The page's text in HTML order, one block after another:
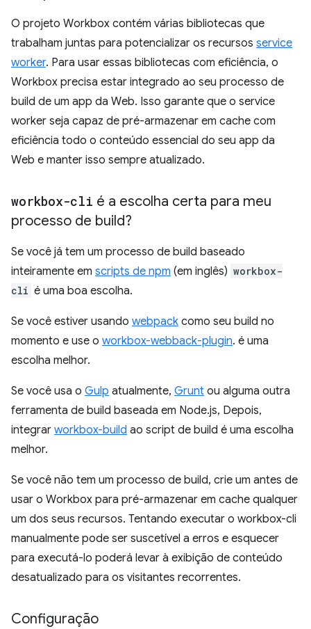
O projeto Workbox contém várias bibliotecas que
trabalham juntas para potencializar os recursos service
worker. Para usar essas bibliotecas com eficiência, o
Workbox precisa estar integrado ao seu processo de
build de um app da Web. Isso garante que o service
worker seja capaz de pré-armazenar em cache com
eficiência todo o conteúdo essencial do seu app da
Web e manter isso sempre atualizado.
workbox-cli é a escolha certa para meu
processo de build?
Se você já tem um processo de build baseado
inteiramente em scripts de npm (em inglês) workbox-
cli é uma boa escolha.
Se você estiver usando webpack como seu build no
momento e use o workbox-webback-plugin. é uma
escolha melhor.
Se você usa o Gulp atualmente, Grunt ou alguma outra
ferramenta de build baseada em Node.js, Depois,
integrar workbox-build ao script de build é uma escolha
melhor.
Se você não tem um processo de build, crie um antes de
usar o Workbox para pré-armazenar em cache qualquer
um dos seus recursos. Tentando executar o workbox-cli
manualmente pode ser suscetível a erros e esquecer
para executá-lo poderá levar à exibição de conteúdo
desatualizado para os visitantes recorrentes.
Configuração